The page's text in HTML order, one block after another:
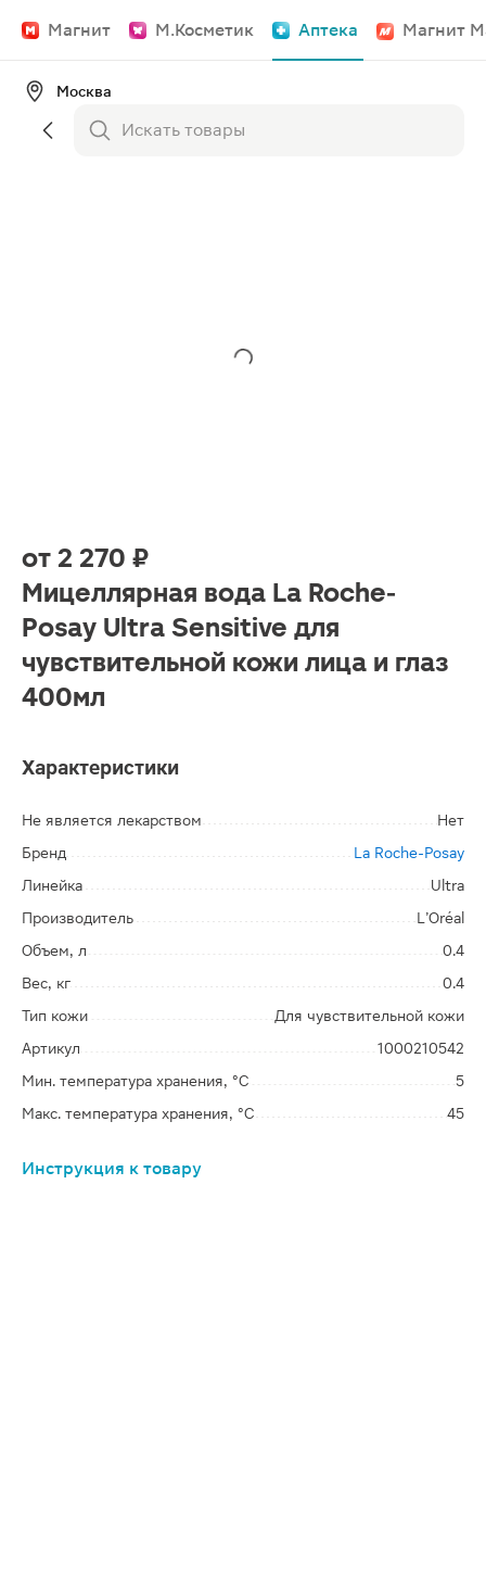
Магнит М.Косметик Аптека Магнит
Москва
от 2 270 ₽
Мицеллярная вода La Roche-
Posay Ultra Sensitive для
чувствительной кожи лица и глаз
400мл
Характеристики
Не является лекарством
Нет
Бренд
La Roche-Posay
Линейка
Ultra
Производитель
L’Oréal
Объем, л
0.4
Вес, кг
0.4
Тип кожи
Для чувствительной кожи
Артикул
1000210542
Мин. температура хранения, °C
5
Макс. температура хранения, °C
45
Инструкция к товару